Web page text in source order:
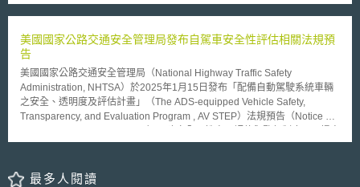
能源依賴、改善民眾健康，並繁榮歐洲經濟。創新議程包括以下5項旗艦項
更願意投資於「深度技術」之新創公司。除此之外，簡化上市規則，使公司
上市成本減少，以增加公司上市意願，更易於向公眾募集資金。 （2）重視
實驗場域及創新採購：讓創新的企業可藉由「監理沙盒」（Regulatory
Sandbox）等實驗場域（experimentation spaces）驗證其概念，政府則加
強對創新產品和服務的公共採購（public procurement），促進創新研發。
（3）打造歐洲創新生態系（European Innovation Ecosystems）：支持包
括低度開發地區在內的區域，建立多個「區域創新谷」（regional
間流動及發展，當中包括針對新創公司的創新實習生計畫、幫助新創公司尋
美國國家公路交通安全管理局發布自駕車安全性評估相關法規預
告
美國國家公路交通安全管理局（National Highway Traffic Safety
Administration, NHTSA）於2025年1月15日發布「配備自動駕駛系統車輛
之安全、透明度及評估計畫」（The ADS-equipped Vehicle Safety,
Transparency, and Evaluation Program , AV STEP）法規預告（Notice of
自駕車安全性之公共透明度，並促進其負責任布建。 根據《國家交通與機
在符合〈聯邦機動車輛安全標準〉（Federal Motor Vehicle Safety
最多人閱讀